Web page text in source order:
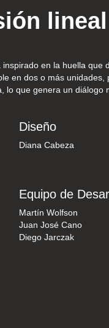
lineal
en la huella que
en dos o más unidades,
lo que genera un diálogo
Diseño
Diana Cabeza
Equipo de
Martín Wolfson
Juan José Cano
Diego Jarczak